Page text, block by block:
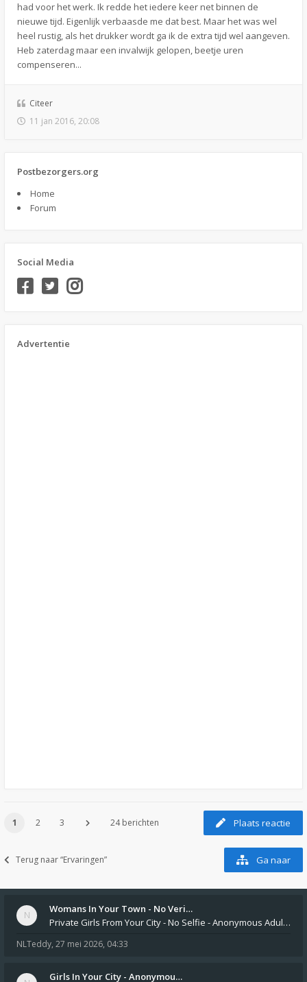
had voor het werk. Ik redde het iedere keer net binnen de
nieuwe tijd. Eigenlijk verbaasde me dat best. Maar het was wel
heel rustig, als het drukker wordt ga ik de extra tijd wel aangeven.
Heb zaterdag maar een invalwijk gelopen, beetje uren
compenseren...
Citeer
11 jan 2016, 20:08
Postbezorgers.org
Home
Forum
Social Media
Advertentie
1 2 3 24 berichten Plaats reactie
Terug naar “Ervaringen” Ga naar
Womans In Your Town - No Veri…
Private Girls From Your City - No Selfie - Anonymous Adult Dating https://privatedates.live Private Girls In Your
NLTeddy, 27 mei 2026, 04:33
Girls In Your City - Anonymou…